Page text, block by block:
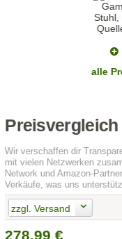
alle
Preisvergleich
Wir verschaffen dir
mit vielen Netzwerken
Network und Amazon-
Verkäufe, was uns
zzgl. Versand
278,99 €